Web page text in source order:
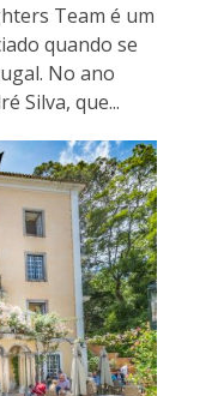
Team é um
quando se
No ano
Silva, que...